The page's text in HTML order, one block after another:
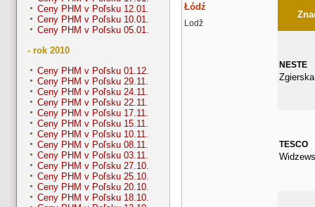
Ceny PHM v Poľsku 12.01.
Ceny PHM v Poľsku 10.01.
Ceny PHM v Poľsku 05.01.
- rok 2010
Ceny PHM v Poľsku 01.12.
Ceny PHM v Poľsku 29.11.
Ceny PHM v Poľsku 24.11.
Ceny PHM v Poľsku 22.11.
Ceny PHM v Poľsku 17.11.
Ceny PHM v Poľsku 15.11.
Ceny PHM v Poľsku 10.11.
Ceny PHM v Poľsku 08.11.
Ceny PHM v Poľsku 03.11.
Ceny PHM v Poľsku 27.10.
Ceny PHM v Poľsku 25.10.
Ceny PHM v Poľsku 20.10.
Ceny PHM v Poľsku 18.10.
Łódź
Lodž
NESTE
TESCO